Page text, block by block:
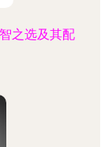
之选及其配